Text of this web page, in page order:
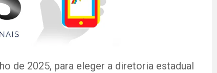
de 2025, para eleger a diretoria estadual